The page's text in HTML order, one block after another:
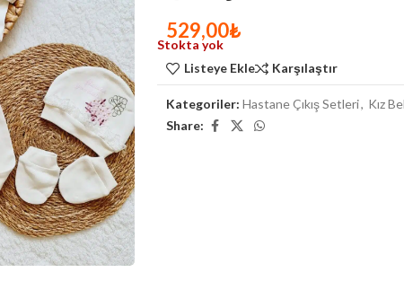
529,00₺
Stokta yok
Listeye Ekle
Karşılaştır
Kategoriler: Hastane Çıkış Setleri, Kız
Share: